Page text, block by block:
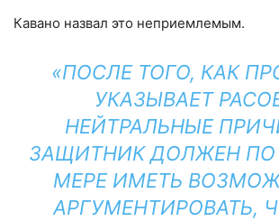
Кавано назвал это неприемлемым.
«ПОСЛЕ ТОГО, КАК
УКАЗЫВАЕТ
НЕЙТРАЛЬНЫЕ
ЗАЩИТНИК ДОЛЖЕН ПО
МЕРЕ ИМЕТЬ
АРГУМЕНТИРОВАТЬ,